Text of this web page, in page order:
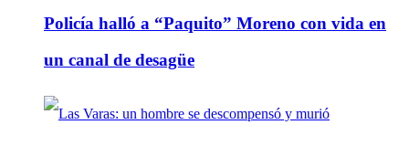
Policía halló a “Paquito” Moreno con vida en
un canal de desagüe